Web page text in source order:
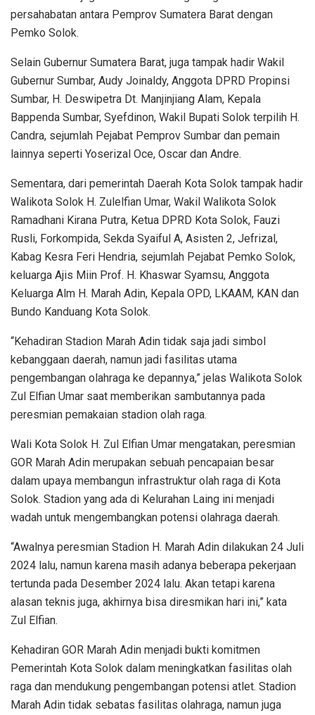
persahabatan antara Pemprov Sumatera Barat dengan
Pemko Solok.
Selain Gubernur Sumatera Barat, juga tampak hadir Wakil
Gubernur Sumbar, Audy Joinaldy, Anggota DPRD Propinsi
Sumbar, H. Deswipetra Dt. Manjinjiang Alam, Kepala
Bappenda Sumbar, Syefdinon, Wakil Bupati Solok terpilih H.
Candra, sejumlah Pejabat Pemprov Sumbar dan pemain
lainnya seperti Yoserizal Oce, Oscar dan Andre.
Sementara, dari pemerintah Daerah Kota Solok tampak hadir
Walikota Solok H. Zulelfian Umar, Wakil Walikota Solok
Ramadhani Kirana Putra, Ketua DPRD Kota Solok, Fauzi
Rusli, Forkompida, Sekda Syaiful A, Asisten 2, Jefrizal,
Kabag Kesra Feri Hendria, sejumlah Pejabat Pemko Solok,
keluarga Ajis Miin Prof. H. Khaswar Syamsu, Anggota
Keluarga Alm H. Marah Adin, Kepala OPD, LKAAM, KAN dan
Bundo Kanduang Kota Solok.
“Kehadiran Stadion Marah Adin tidak saja jadi simbol
kebanggaan daerah, namun jadi fasilitas utama
pengembangan olahraga ke depannya,” jelas Walikota Solok
Zul Elfian Umar saat memberikan sambutannya pada
peresmian pemakaian stadion olah raga.
Wali Kota Solok H. Zul Elfian Umar mengatakan, peresmian
GOR Marah Adin merupakan sebuah pencapaian besar
dalam upaya membangun infrastruktur olah raga di Kota
Solok. Stadion yang ada di Kelurahan Laing ini menjadi
wadah untuk mengembangkan potensi olahraga daerah.
“Awalnya peresmian Stadion H. Marah Adin dilakukan 24 Juli
2024 lalu, namun karena masih adanya beberapa pekerjaan
tertunda pada Desember 2024 lalu. Akan tetapi karena
alasan teknis juga, akhirnya bisa diresmikan hari ini,” kata
Zul Elfian.
Kehadiran GOR Marah Adin menjadi bukti komitmen
Pemerintah Kota Solok dalam meningkatkan fasilitas olah
raga dan mendukung pengembangan potensi atlet. Stadion
Marah Adin tidak sebatas fasilitas olahraga, namun juga